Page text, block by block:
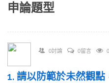
申論題型
0討論 0留言
1. 請以防範於未然觀點